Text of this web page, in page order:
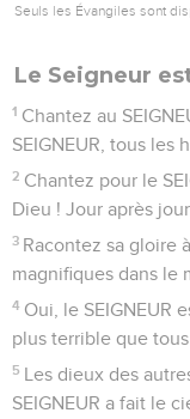
Seuls les Évangiles sont
Le Seigneur
1 Chantez au
SEIGNEUR, tous les
2 Chantez pour le
Dieu ! Jour après
3 Racontez sa gloire
magnifiques dans le
4 Oui, le SEIGNEUR
plus terrible que tous
5 Les dieux des
SEIGNEUR a fait le